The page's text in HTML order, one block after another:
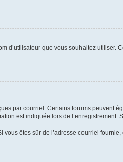
d’utilisateur que vous souhaitez utiliser.
par courriel. Certains forums peuvent
est indiquée lors de l’enregistrement.
êtes sûr de l’adresse courriel fournie,